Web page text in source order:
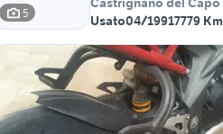
5
Usato04/19917779 Km